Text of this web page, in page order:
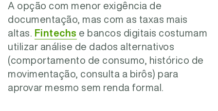
A opção com menor exigência de
documentação, mas com as taxas mais
altas.
Fintechs e bancos digitais costumam
utilizar análise de dados alternativos
(comportamento de consumo, histórico de
movimentação, consulta a birôs) para
aprovar mesmo sem renda formal.